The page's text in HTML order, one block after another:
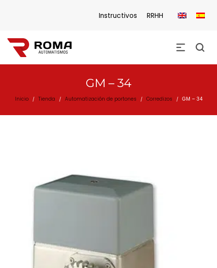
Instructivos RRHH
GM – 34
Inicio / Tienda / Automatización de portones / Corredizos / GM – 34